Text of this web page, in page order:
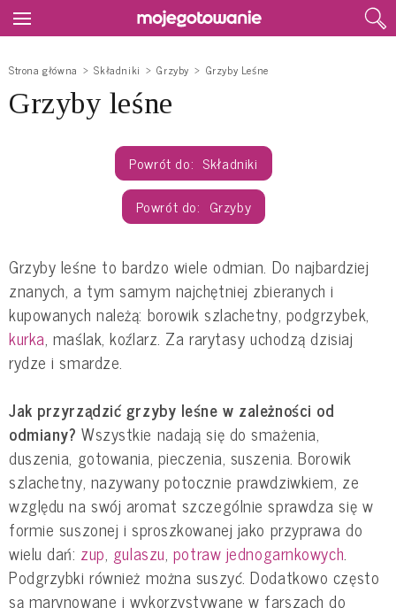
Strona główna Składniki Grzyby Grzyby Leśne
Grzyby leśne
Składniki
Grzyby
Grzyby leśne to bardzo wiele odmian. Do najbardziej
znanych, a tym samym najchętniej zbieranych i
kupowanych należą: borowik szlachetny, podgrzybek,
kurka, maślak, koźlarz. Za rarytasy uchodzą dzisiaj
rydze i smardze.
Jak przyrządzić grzyby leśne w zależności od
odmiany? Wszystkie nadają się do smażenia,
duszenia, gotowania, pieczenia, suszenia. Borowik
szlachetny, nazywany potocznie prawdziwkiem, ze
względu na swój aromat szczególnie sprawdza się w
formie suszonej i sproszkowanej jako przyprawa do
wielu dań: zup, gulaszu, potraw jednogarnkowych.
Podgrzybki również można suszyć. Dodatkowo często
są marynowane i wykorzystywane w farszach do